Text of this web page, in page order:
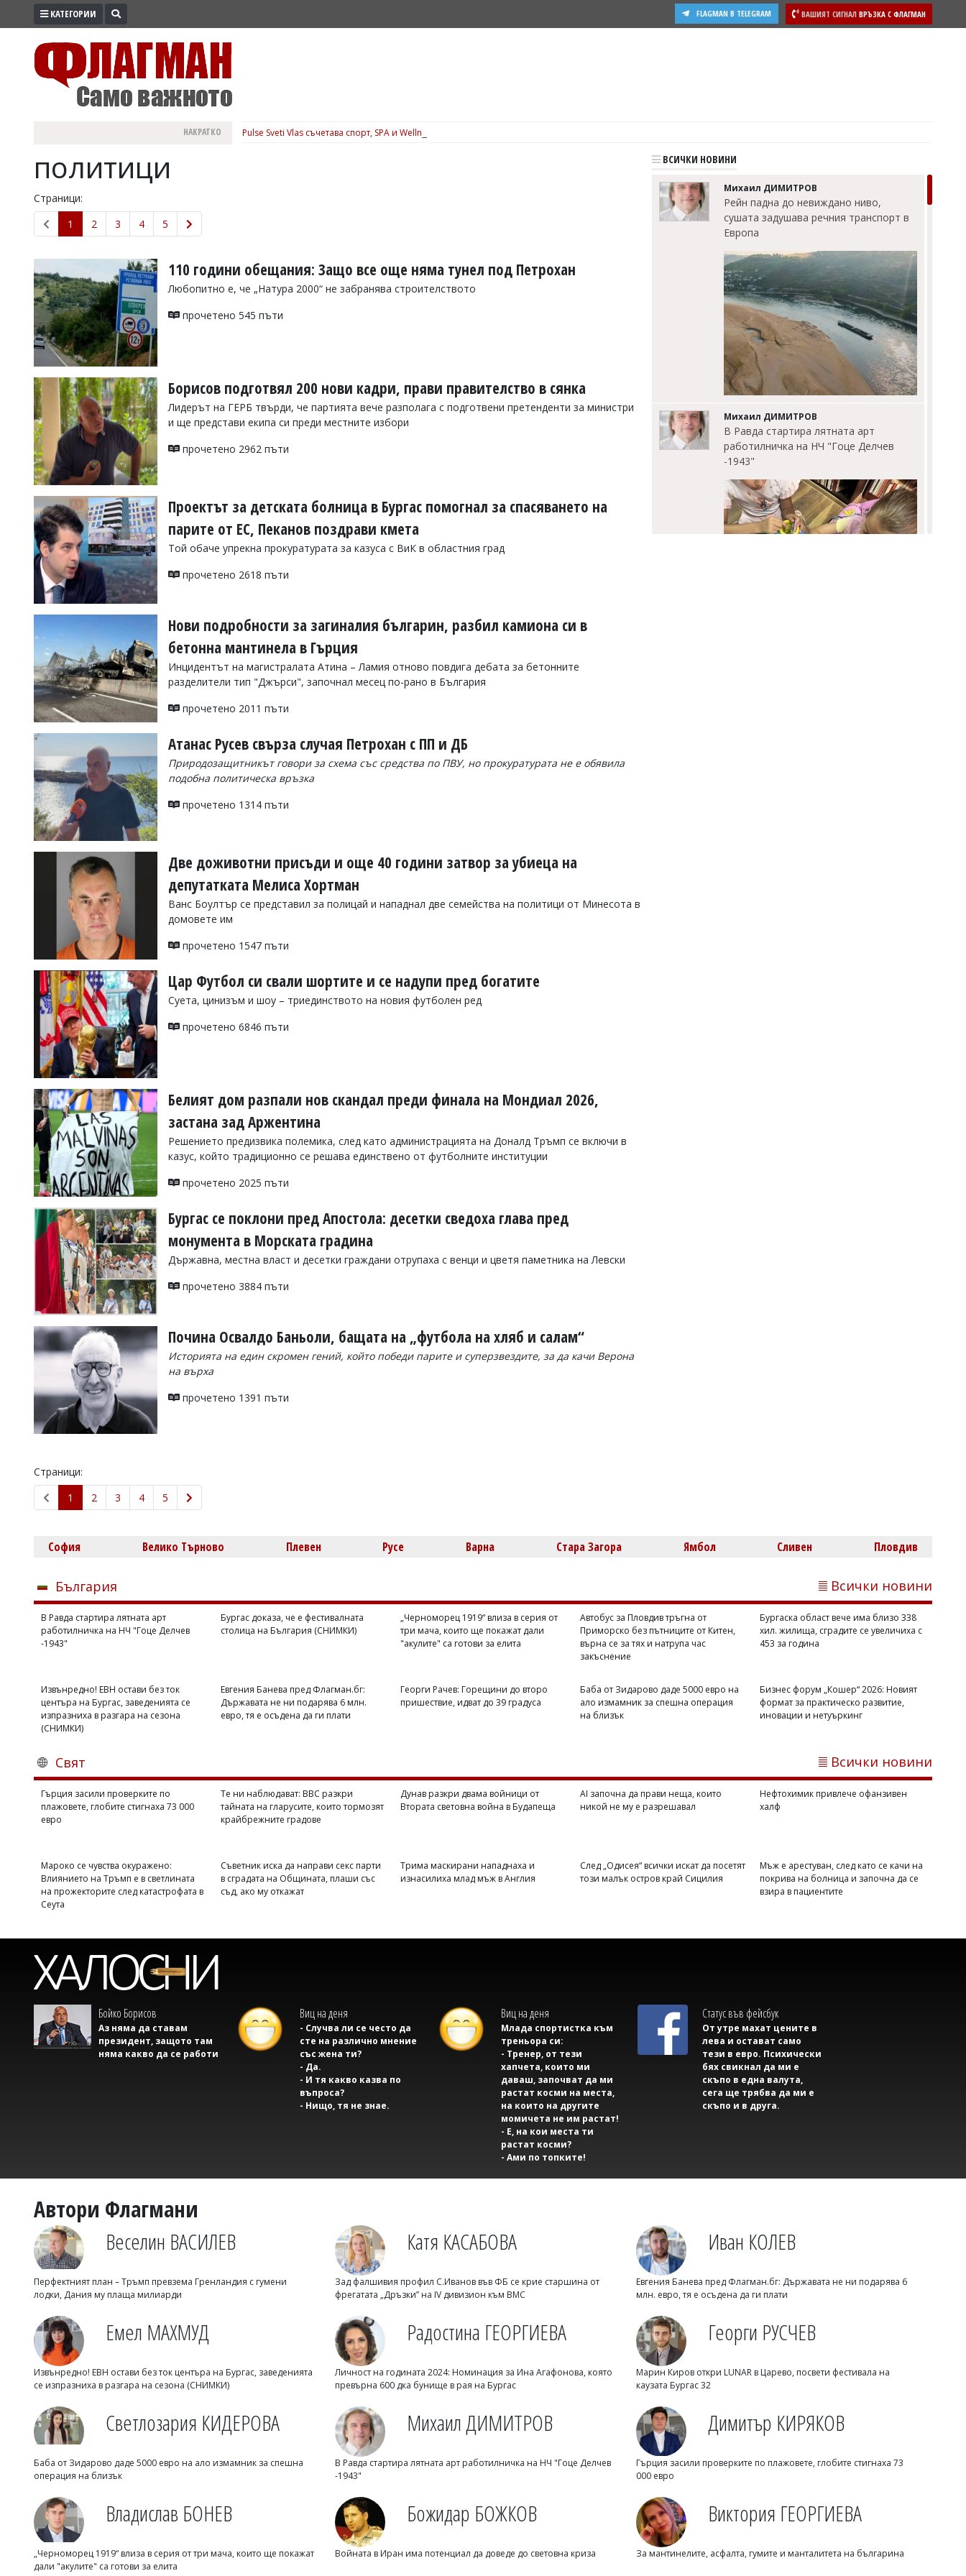
ПРОМО
ЗДРАВЕ
ПОЛИТИКА
ОБЩИНИ
ОБЩЕСТВО
ЛАЙФСТАЙЛ
ВОЙНАТА
УКРАЙНА
СПОРТ
РАЗСЛЕДВАНЕ
БИЗНЕС
Управители:
Веселин
Василев,
v.vasilev@flagman.bg
Касабова,
k.kassabova@flagman.bg
Главен
редактор:
Колев,
office@flagman.bg
Коментарите
статиите
въвеждат
читателите
редакцията
отговорност
откриете
сигнализирайте
КАТЕГОРИИ ВАШИЯТ СИГНАЛ ВРЪЗКА С ФЛАГМАН
FLAGMAN В TELEGRAM
НАКРАТКО Pulse Sveti Vlas съчетава спорт, SPA и Wellness през цялата година, вижте подробности
политици
Страници:
1
2 3 4 5
110 години обещания: Защо все още няма тунел под Петрохан
Любопитно е, че „Натура 2000“ не забранява строителството
прочетено 545 пъти
Борисов подготвял 200 нови кадри, прави правителство в сянка
Лидерът на ГЕРБ твърди, че партията вече разполага с подготвени претенденти за министри
и ще представи екипа си преди местните избори
прочетено 2962 пъти
Проектът за детската болница в Бургас помогнал за спасяването на
парите от ЕС, Пеканов поздрави кмета
Той обаче упрекна прокуратурата за казуса с ВиК в областния град
прочетено 2618 пъти
Нови подробности за загиналия българин, разбил камиона си в
бетонна мантинела в Гърция
Инцидентът на магистралата Атина – Ламия отново повдига дебата за бетонните
разделители тип "Джърси", започнал месец по-рано в България
прочетено 2011 пъти
Атанас Русев свърза случая Петрохан с ПП и ДБ
Природозащитникът говори за схема със средства по ПВУ, но прокуратурата не е обявила
подобна политическа връзка
прочетено 1314 пъти
Две доживотни присъди и още 40 години затвор за убиеца на
депутатката Мелиса Хортман
Ванс Боултър се представил за полицай и нападнал две семейства на политици от Минесота в
домовете им
прочетено 1547 пъти
Цар Футбол си свали шортите и се надупи пред богатите
Суета, цинизъм и шоу – триединството на новия футболен ред
прочетено 6846 пъти
Белият дом разпали нов скандал преди финала на Мондиал 2026,
застана зад Аржентина
Решението предизвика полемика, след като администрацията на Доналд Тръмп се включи в
казус, който традиционно се решава единствено от футболните институции
прочетено 2025 пъти
Бургас се поклони пред Апостола: десетки сведоха глава пред
монумента в Морската градина
Държавна, местна власт и десетки граждани отрупаха с венци и цветя паметника на Левски
прочетено 3884 пъти
Почина Освалдо Баньоли, бащата на „футбола на хляб и салам“
Историята на един скромен гений, който победи парите и суперзвездите, за да качи Верона
на върха
прочетено 1391 пъти
Страници:
1
2 3 4 5
ВСИЧКИ НОВИНИ
Михаил ДИМИТРОВ
Рейн падна до невиждано ниво,
сушата задушава речния транспорт в
Европа
Михаил ДИМИТРОВ
В Равда стартира лятната арт
работилничка на НЧ "Гоце Делчев
-1943"
453 за година
Михаил ДИМИТРОВ
Мароко се чувства окуражено:
на прожекторите след катастрофата в
пришествие, идват до 39 градуса
София Велико Търново Плевен Русе Варна Стара Загора Ямбол Сливен Пловдив
България Всички новини
В Равда стартира лятната арт
работилничка на НЧ "Гоце Делчев
-1943"
Бургас доказа, че е фестивалната
столица на България (СНИМКИ)
„Черноморец 1919“ влиза в серия от
три мача, които ще покажат дали
"акулите" са готови за елита
Автобус за Пловдив тръгна от
Приморско без пътниците от Китен,
върна се за тях и натрупа час
закъснение
Бургаска област вече има близо 338
хил. жилища, сградите се увеличиха с
453 за година
Извънредно! ЕВН остави без ток
центъра на Бургас, заведенията се
изпразниха в разгара на сезона
(СНИМКИ)
Евгения Банева пред Флагман.бг:
Държавата не ни подарява 6 млн.
евро, тя е осъдена да ги плати
Георги Рачев: Горещини до второ
пришествие, идват до 39 градуса
Баба от Зидарово даде 5000 евро на
ало измамник за спешна операция
на близък
Бизнес форум „Кошер“ 2026: Новият
формат за практическо развитие,
иновации и нетуъркинг
Свят Всички новини
Гърция засили проверките по
плажовете, глобите стигнаха 73 000
евро
Те ни наблюдават: BBC разкри
тайната на гларусите, които тормозят
крайбрежните градове
Дунав разкри двама войници от
Втората световна война в Будапеща
AI започна да прави неща, които
никой не му е разрешавал
Нефтохимик привлече офанзивен
халф
Мароко се чувства окуражено:
Влиянието на Тръмп е в светлината
на прожекторите след катастрофата в
Сеута
Съветник иска да направи секс парти
в сградата на Общината, плаши със
съд, ако му откажат
Трима маскирани нападнаха и
изнасилиха млад мъж в Англия
След „Одисея“ всички искат да посетят
този малък остров край Сицилия
Мъж е арестуван, след като се качи на
покрива на болница и започна да се
взира в пациентите
Бойко Борисов
Аз няма да ставам
президент, защото там
няма какво да се работи
Виц на деня
- Случва ли се често да
сте на различно мнение
със жена ти?
- Да.
- И тя какво казва по
въпроса?
- Нищо, тя не знае.
Виц на деня
Млада спортистка към
треньора си:
- Тренер, от тези
хапчета, които ми
даваш, започват да ми
растат косми на места,
на които на другите
момичета не им растат!
- Е, на кои места ти
растат косми?
- Ами по топките!
Статус във фейсбук
От утре махат цените в
лева и остават само
тези в евро. Психически
бях свикнал да ми е
скъпо в една валута,
сега ще трябва да ми е
скъпо и в друга.
Автори Флагмани
Веселин ВАСИЛЕВ
Перфектният план – Тръмп превзема Гренландия с гумени
лодки, Дания му плаща милиарди
Катя КАСАБОВА
Зад фалшивия профил С.Иванов във ФБ се крие старшина от
фрегатата „Дръзки” на IV дивизион към ВМС
Иван КОЛЕВ
Евгения Банева пред Флагман.бг: Държавата не ни подарява 6
млн. евро, тя е осъдена да ги плати
Емел МАХМУД
Извънредно! ЕВН остави без ток центъра на Бургас, заведенията
се изпразниха в разгара на сезона (СНИМКИ)
Радостина ГЕОРГИЕВА
Личност на годината 2024: Номинация за Ина Агафонова, която
превърна 600 дка бунище в рая на Бургас
Георги РУСЧЕВ
Марин Киров откри LUNAR в Царево, посвети фестивала на
каузата Бургас 32
Светлозария КИДЕРОВА
Баба от Зидарово даде 5000 евро на ало измамник за спешна
операция на близък
Михаил ДИМИТРОВ
В Равда стартира лятната арт работилничка на НЧ "Гоце Делчев
-1943"
Димитър КИРЯКОВ
Гърция засили проверките по плажовете, глобите стигнаха 73
000 евро
Владислав БОНЕВ
„Черноморец 1919“ влиза в серия от три мача, които ще покажат
дали "акулите" са готови за елита
Божидар БОЖКОВ
Войната в Иран има потенциал да доведе до световна криза
Виктория ГЕОРГИЕВА
За мантинелите, асфалта, гумите и манталитета на българина